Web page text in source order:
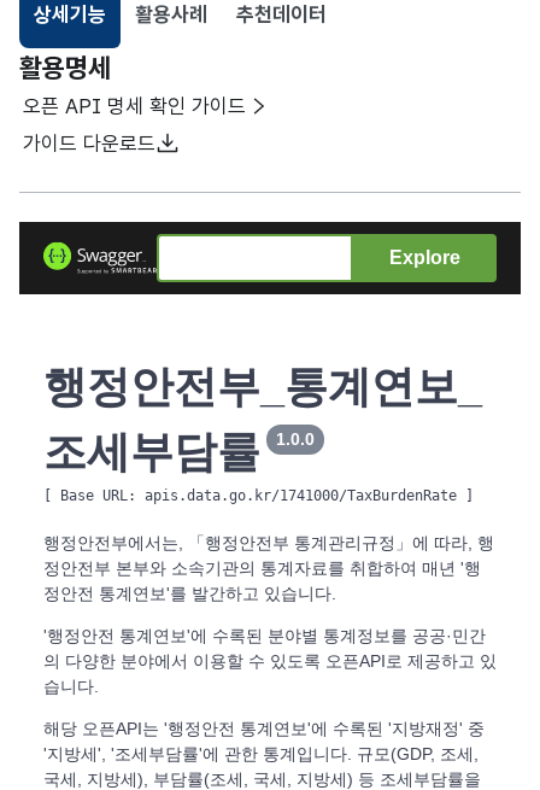
상세기능
선택됨
활용사례 추천데이터
활용명세
오픈 API 명세 확인 가이드
가이드 다운로드
Explore
행정안전부_통계연보_
조세부담률
1.0.0
[ Base URL: apis.data.go.kr/1741000/TaxBurdenRate
행정안전부에서는, 「행정안전부 통계관리규정」에 따라, 행
정안전부 본부와 소속기관의 통계자료를 취합하여 매년 '행
정안전 통계연보'를 발간하고 있습니다.
'행정안전 통계연보'에 수록된 분야별 통계정보를 공공·민간
의 다양한 분야에서 이용할 수 있도록 오픈API로 제공하고 있
습니다.
해당 오픈API는 '행정안전 통계연보'에 수록된 '지방재정' 중
'지방세', '조세부담률'에 관한 통계입니다. 규모(GDP, 조세,
국세, 지방세), 부담률(조세, 국세, 지방세) 등 조세부담률을